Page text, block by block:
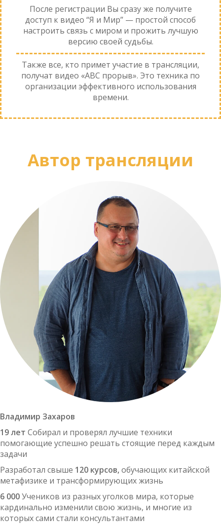
После регистрации Вы сразу же получите
доступ к видео “Я и Мир” — простой способ
настроить связь с миром и прожить лучшую
версию своей судьбы.
Также все, кто примет участие в трансляции,
получат видео «ABC прорыв». Это техника по
организации эффективного использования
времени.
Автор трансляции
Владимир Захаров
19 лет Собирал и проверял лучшие техники
помогающие успешно решать стоящие перед каждым
задачи
Разработал свыше 120 курсов,обучающих китайской
метафизике и трансформирующих жизнь
6 000Учеников из разных уголков мира, которые
кардинально изменили свою жизнь, и многие из
которых сами стали консультантами